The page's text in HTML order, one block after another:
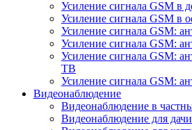
Усиление сигнала GSM в
Усиление сигнала GSM в
Усиление сигнала GSM:
Усиление сигнала GSM:
Усиление сигнала GSM:
ТВ
Усиление сигнала GSM:
Видеонаблюдение
Видеонаблюдение в
Видеонаблюдение для дачи